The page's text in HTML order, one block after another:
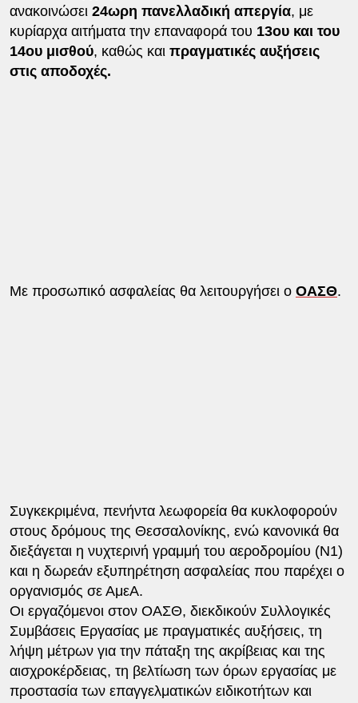
ανακοινώσει 24ωρη πανελλαδική απεργία, με
κυρίαρχα αιτήματα την επαναφορά του 13ου και του
14ου μισθού, καθώς και πραγματικές αυξήσεις
στις αποδοχές.
Με προσωπικό ασφαλείας θα λειτουργήσει ο ΟΑΣΘ.
Συγκεκριμένα, πενήντα λεωφορεία θα κυκλοφορούν
στους δρόμους της Θεσσαλονίκης, ενώ κανονικά θα
διεξάγεται η νυχτερινή γραμμή του αεροδρομίου (Ν1)
και η δωρεάν εξυπηρέτηση ασφαλείας που παρέχει ο
οργανισμός σε ΑμεΑ.
Οι εργαζόμενοι στον ΟΑΣΘ, διεκδικούν Συλλογικές
Συμβάσεις Εργασίας με πραγματικές αυξήσεις, τη
λήψη μέτρων για την πάταξη της ακρίβειας και της
αισχροκέρδειας, τη βελτίωση των όρων εργασίας με
προστασία των επαγγελματικών ειδικοτήτων και